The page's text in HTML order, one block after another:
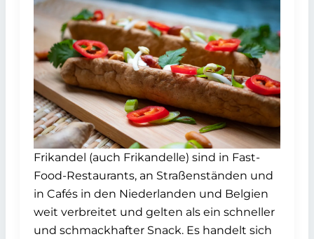
Frikandel (auch Frikandelle) sind in Fast-
Food-Restaurants, an Straßenständen und
in Cafés in den Niederlanden und Belgien
weit verbreitet und gelten als ein schneller
und schmackhafter Snack. Es handelt sich